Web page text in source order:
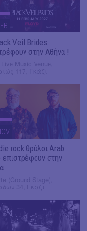
Veil Brides
στην Αθήνα !
rock θρύλοι Arab
επιστρέφουν στην